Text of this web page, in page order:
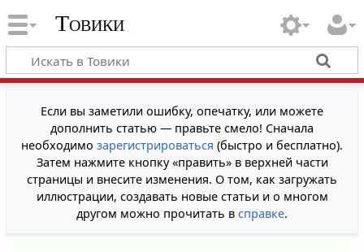
Товики
Если вы заметили ошибку, опечатку, или можете
дополнить статью — правьте смело! Сначала
необходимо зарегистрироваться (быстро и бесплатно).
Затем нажмите кнопку «править» в верхней части
страницы и внесите изменения. О том, как загружать
иллюстрации, создавать новые статьи и о многом
другом можно прочитать в справке.